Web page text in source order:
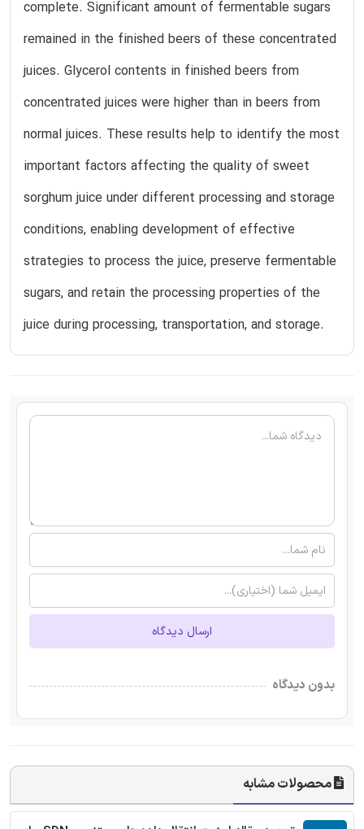
complete. Significant amount of fermentable sugars
remained in the finished beers of these concentrated
juices. Glycerol contents in finished beers from
concentrated juices were higher than in beers from
normal juices. These results help to identify the most
important factors affecting the quality of sweet
sorghum juice under different processing and storage
conditions, enabling development of effective
strategies to process the juice, preserve fermentable
sugars, and retain the processing properties of the
juice during processing, transportation, and storage.
ارسال دیدگاه
بدون دیدگاه
محصولات مشابه